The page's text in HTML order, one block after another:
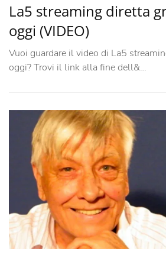
La5 streaming diretta
oggi (VIDEO)
Vuoi guardare il video di La5
oggi? Trovi il link alla fine dell&…